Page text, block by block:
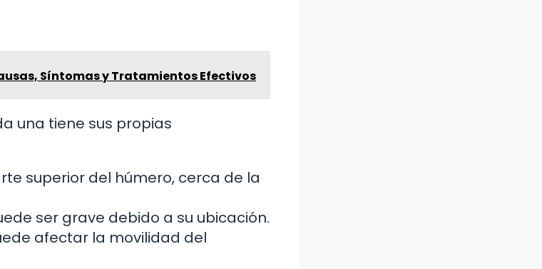
Síntomas y Tratamientos Efectivos
una tiene sus propias
superior del húmero, cerca de la
ser grave debido a su ubicación.
afectar la movilidad del